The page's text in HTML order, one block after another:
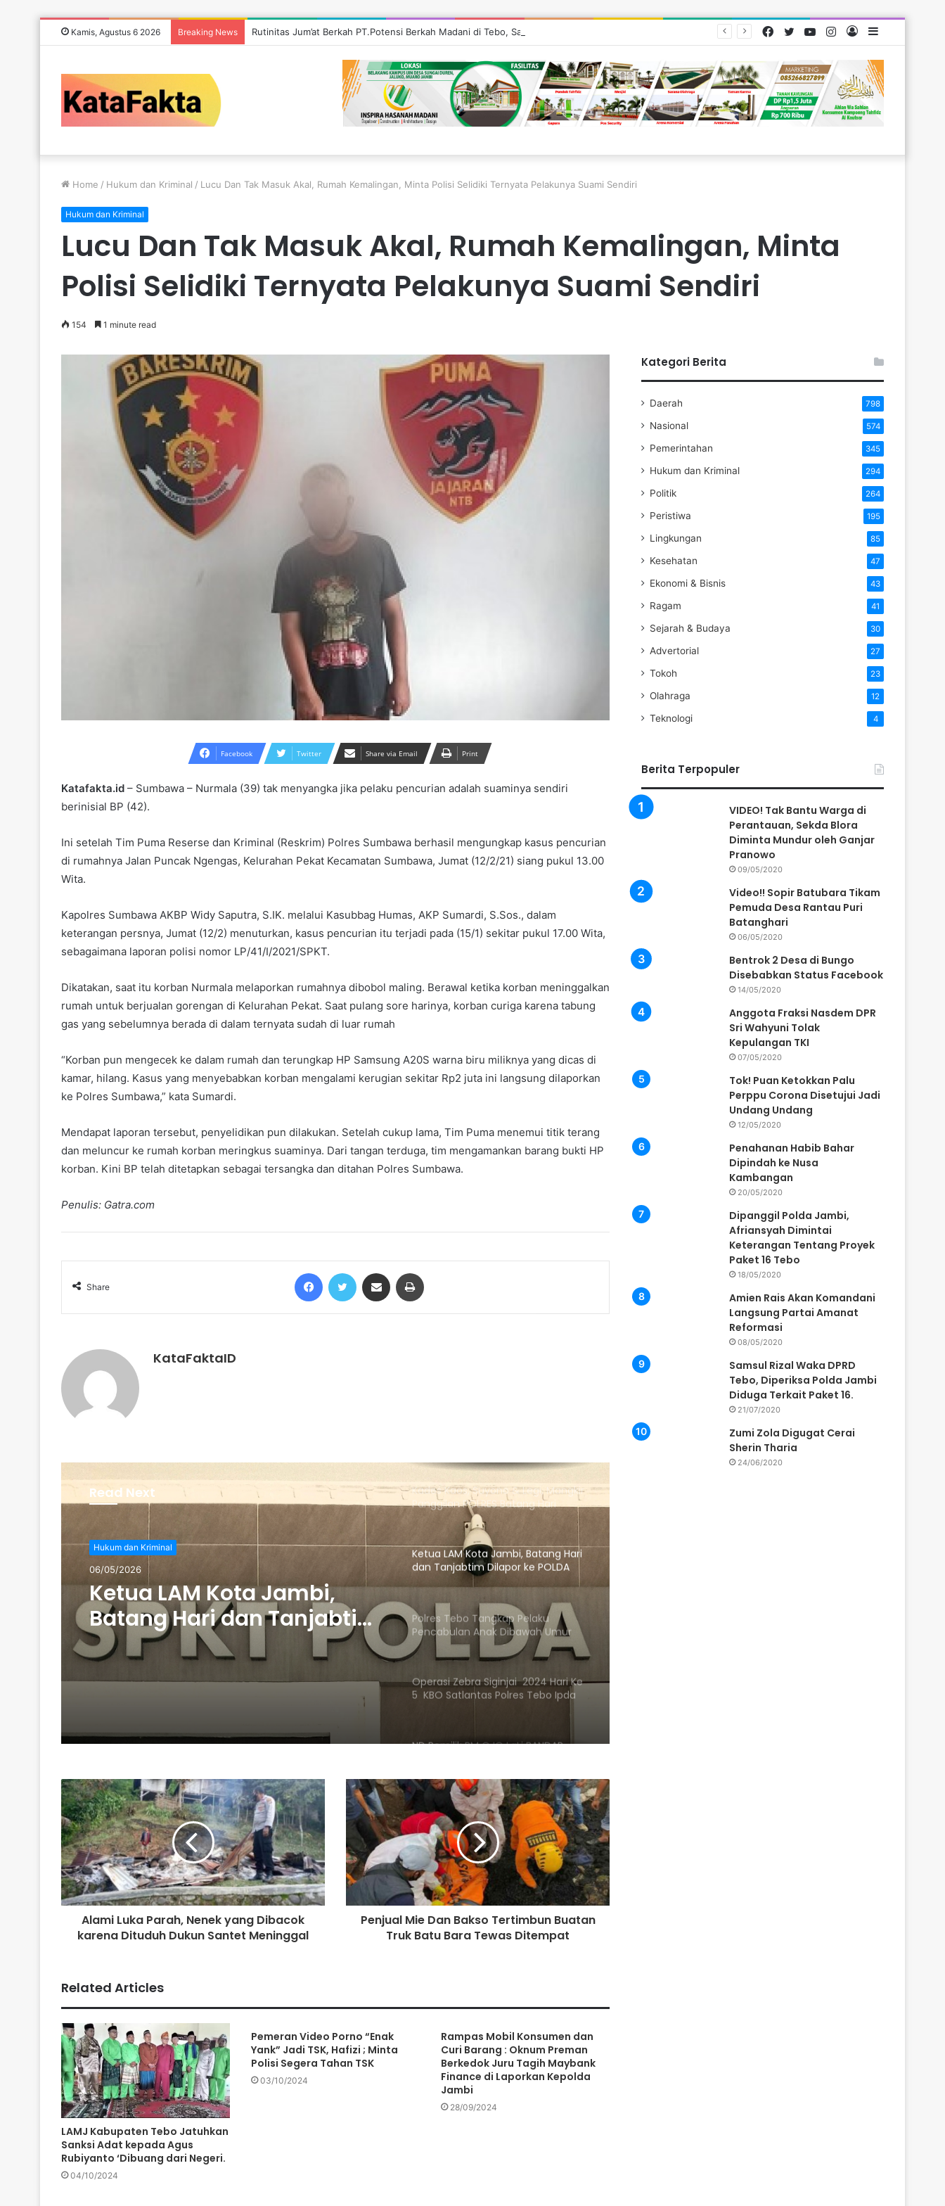
Kamis, Agustus 6 2026 Breaking News Rutinitas Jum’at Berkah PT.Potensi Berkah Madani di Tebo, Salurkan Bantuan ke Masyarakat
Log
Instagram
YouTube
Twitter
Facebook
Home / Hukum dan Kriminal / Lucu Dan Tak Masuk Akal, Rumah Kemalingan, Minta Polisi Selidiki Ternyata Pelakunya Suami Sendiri
Hukum dan Kriminal
Lucu Dan Tak Masuk Akal, Rumah Kemalingan, Minta
Polisi Selidiki Ternyata Pelakunya Suami Sendiri
154 1 minute read
Facebook Twitter Share via Email Print
Katafakta.id – Sumbawa – Nurmala (39) tak menyangka jika pelaku pencurian adalah suaminya sendiri
berinisial BP (42).
Ini setelah Tim Puma Reserse dan Kriminal (Reskrim) Polres Sumbawa berhasil mengungkap kasus pencurian
di rumahnya Jalan Puncak Ngengas, Kelurahan Pekat Kecamatan Sumbawa, Jumat (12/2/21) siang pukul 13.00
Wita.
Kapolres Sumbawa AKBP Widy Saputra, S.IK. melalui Kasubbag Humas, AKP Sumardi, S.Sos., dalam
keterangan persnya, Jumat (12/2) menuturkan, kasus pencurian itu terjadi pada (15/1) sekitar pukul 17.00 Wita,
sebagaimana laporan polisi nomor LP/41/I/2021/SPKT.
Dikatakan, saat itu korban Nurmala melaporkan rumahnya dibobol maling. Berawal ketika korban meninggalkan
rumah untuk berjualan gorengan di Kelurahan Pekat. Saat pulang sore harinya, korban curiga karena tabung
gas yang sebelumnya berada di dalam ternyata sudah di luar rumah
“Korban pun mengecek ke dalam rumah dan terungkap HP Samsung A20S warna biru miliknya yang dicas di
kamar, hilang. Kasus yang menyebabkan korban mengalami kerugian sekitar Rp2 juta ini langsung dilaporkan
ke Polres Sumbawa,” kata Sumardi.
Mendapat laporan tersebut, penyelidikan pun dilakukan. Setelah cukup lama, Tim Puma menemui titik terang
dan meluncur ke rumah korban meringkus suaminya. Dari tangan terduga, tim mengamankan barang bukti HP
korban. Kini BP telah ditetapkan sebagai tersangka dan ditahan Polres Sumbawa.
Penulis: Gatra.com
Share
KataFaktaID
Read Next
Hukum dan Kriminal
06/05/2026
Ketua LAM Kota Jambi,
Batang Hari dan Tanjabtim
Dilapor ke POLDA jambi
Polres Tebo
Wartawan Lapor balik Fadil Arief Ke
Fadhil Arief Laporkan Wartawan Ke
Gerak Cepat Satreskrim Polres
Muaro Jambi Tindaklajuti Terkait
Kades Kaos, Suyono & Legi, Mangkir
Panggilan POLRES Batang Hari
Ketua LAM Kota Jambi, Batang Hari
dan Tanjabtim Dilapor ke POLDA
Polres Tebo Tangkap Pelaku
Pencabulan Anak Dibawah Umur
Operasi Zebra Siginjai 2024 Hari Ke
5 KBO Satlantas Polres Tebo Ipda
ND Pemilik RM OJO LaLi BANDAR
Wartawan Lapor balik Fadil Arief Ke
Polres Batanghari
Fadhil Arief Laporkan Wartawan Ke
Polda Jambi
Gerak Cepat Satreskrim Polres
dalam Tali Jagat Bintang Sembilan
do’a untuk pasangan Agus
Rubiyanto dan Nazar Efendi pimpin
Ada Galian C Berizin, Mengapa
Proyek Jalan Provinsi di Tebo
Diduga Gunakan Material Ilegal?
Alami Luka Parah, Nenek yang Dibacok
karena Dituduh Dukun Santet Meninggal
Penjual Mie Dan Bakso Tertimbun Buatan
Truk Batu Bara Tewas Ditempat
Related Articles
LAMJ Kabupaten Tebo Jatuhkan
Sanksi Adat kepada Agus
Rubiyanto ‘Dibuang dari Negeri.
04/10/2024
Pemeran Video Porno “Enak
Yank” Jadi TSK, Hafizi ; Minta
Polisi Segera Tahan TSK
03/10/2024
Rampas Mobil Konsumen dan
Curi Barang : Oknum Preman
Berkedok Juru Tagih Maybank
Finance di Laporkan Kepolda
Jambi
28/09/2024
Kategori Berita
Daerah 798
Nasional 574
Pemerintahan 345
Hukum dan Kriminal 294
Politik 264
Peristiwa 195
Lingkungan 85
Kesehatan 47
Ekonomi & Bisnis 43
Ragam 41
Sejarah & Budaya 30
Advertorial 27
Tokoh 23
Olahraga 12
Teknologi 4
Berita Terpopuler
VIDEO! Tak Bantu Warga di
Perantauan, Sekda Blora
Diminta Mundur oleh Ganjar
Pranowo
09/05/2020
Video!! Sopir Batubara Tikam
Pemuda Desa Rantau Puri
Batanghari
06/05/2020
Bentrok 2 Desa di Bungo
Disebabkan Status Facebook
14/05/2020
Anggota Fraksi Nasdem DPR
Sri Wahyuni Tolak
Kepulangan TKI
07/05/2020
Tok! Puan Ketokkan Palu
Perppu Corona Disetujui Jadi
Undang Undang
12/05/2020
Penahanan Habib Bahar
Dipindah ke Nusa
Kambangan
20/05/2020
Dipanggil Polda Jambi,
Afriansyah Dimintai
Keterangan Tentang Proyek
Paket 16 Tebo
18/05/2020
Amien Rais Akan Komandani
Langsung Partai Amanat
Reformasi
08/05/2020
Samsul Rizal Waka DPRD
Tebo, Diperiksa Polda Jambi
Diduga Terkait Paket 16.
21/07/2020
Zumi Zola Digugat Cerai
Sherin Tharia
24/06/2020